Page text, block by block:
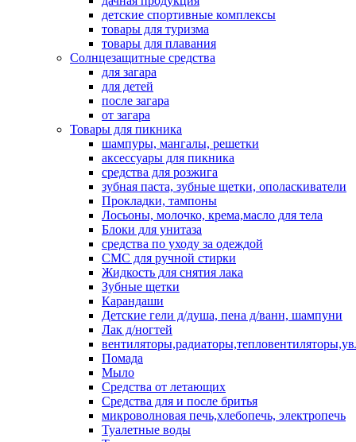
детские спортивные комплексы
товары для туризма
товары для плавания
Солнцезащитные средства
для загара
для детей
после загара
от загара
Товары для пикника
шампуры, мангалы, решетки
аксессуары для пикника
средства для розжига
зубная паста, зубные щетки, ополаскиватели
Прокладки, тампоны
Лосьоны, молочко, крема,масло для тела
Блоки для унитаза
средства по уходу за одеждой
СМС для ручной стирки
Жидкость для снятия лака
Зубные щетки
Карандаши
Детские гели д/душа, пена д/ванн, шампуни
Лак д/ногтей
Помада
Мыло
Средства от летающих
Средства для и после бритья
микроволновая печь,хлебопечь, электропечь
Туалетные воды